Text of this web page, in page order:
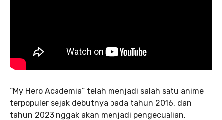
“My Hero Academia” telah menjadi salah satu anime
terpopuler sejak debutnya pada tahun 2016, dan
tahun 2023 nggak akan menjadi pengecualian.